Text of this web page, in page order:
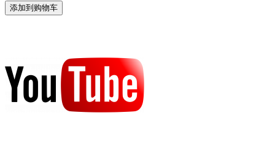
添加到购物车